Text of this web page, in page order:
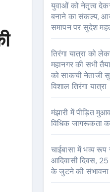
युवाओं को नेतृत्व
बनाने का संकल्प,
समापन पर सुदेश
तिरंगा यात्रा को
महानगर की सभी
को साकची नेताजी
विशाल तिरंगा यात्रा
मंझारी में पीड़ित
विधिक जागरूकता
चाईबासा में भव्य रूप
आदिवासी दिवस,
के जुटने की संभावना